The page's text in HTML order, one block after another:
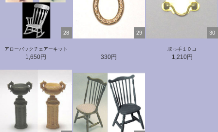
28
アローバックチェアーキット
1,650円
29
330円
30
取っ手１０コ
1,210円